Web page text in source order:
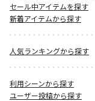
セール中アイテムを探す
新着アイテムから探す
人気ランキングから探す
利用シーンから探す
ユーザー投稿から探す